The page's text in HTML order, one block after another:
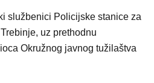
službenici Policijske stanice za
uz prethodnu
Okružnog javnog tužilaštva